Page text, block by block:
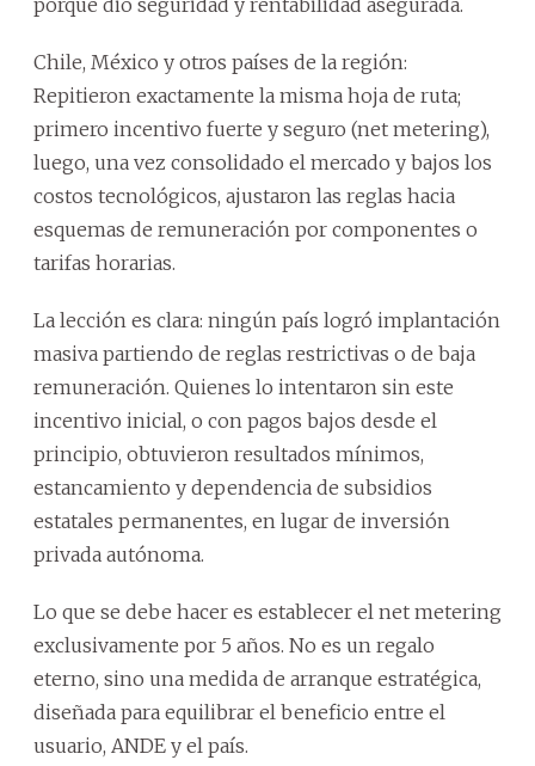
porque dio seguridad y rentabilidad asegurada.
Chile, México y otros países de la región:
Repitieron exactamente la misma hoja de ruta;
primero incentivo fuerte y seguro (net metering),
luego, una vez consolidado el mercado y bajos los
costos tecnológicos, ajustaron las reglas hacia
esquemas de remuneración por componentes o
tarifas horarias.
La lección es clara: ningún país logró implantación
masiva partiendo de reglas restrictivas o de baja
remuneración. Quienes lo intentaron sin este
incentivo inicial, o con pagos bajos desde el
principio, obtuvieron resultados mínimos,
estancamiento y dependencia de subsidios
estatales permanentes, en lugar de inversión
privada autónoma.
Lo que se debe hacer es establecer el net metering
exclusivamente por 5 años. No es un regalo
eterno, sino una medida de arranque estratégica,
diseñada para equilibrar el beneficio entre el
usuario, ANDE y el país.